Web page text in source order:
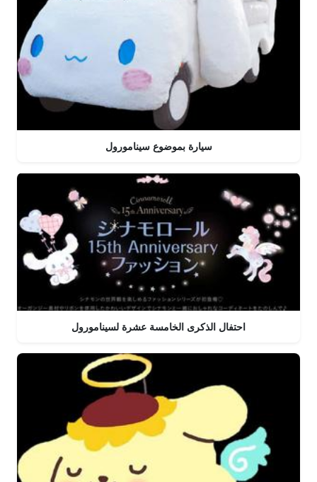
سيارة بموضوع سينامورول
احتفال الذكرى الخامسة عشرة لسينامورول